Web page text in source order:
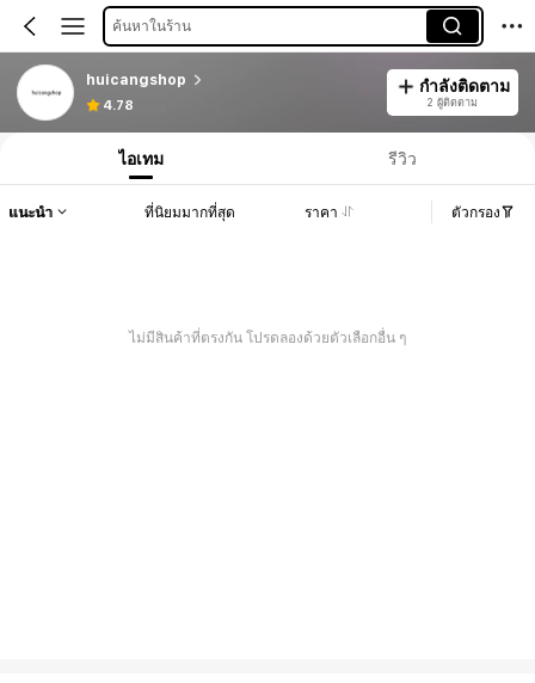
ค้นหาในร้าน
huicangshop
4.78
กำลังติดตาม
2 ผู้ติดตาม
ไอเทม รีวิว
แนะนำ ที่นิยมมากที่สุด ราคา ตัวกรอง
ไม่มีสินค้าที่ตรงกัน โปรดลองด้วยตัวเลือกอื่น ๆ